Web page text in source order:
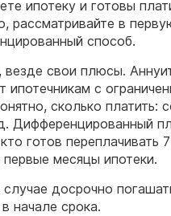
ипотеку и готовы
рассматривайте в
способ.
везде свои плюсы.
ипотечникам с
сколько платить:
Дифференцированный
готов переплачивать
месяцы ипотеки.
досрочно
начале срока.